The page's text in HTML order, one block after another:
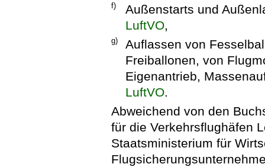
f)
Außenstarts und
LuftVO,
g)
Auflassen von
Freiballonen, von
Eigenantrieb,
LuftVO.
Abweichend von den
für die Verkehrsflughäfen
Staatsministerium für